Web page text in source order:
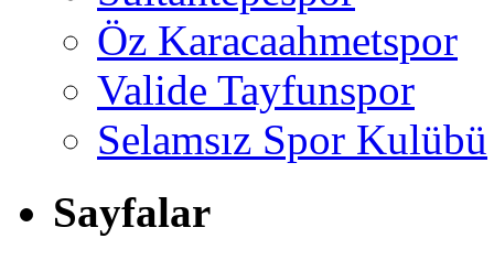
Öz Karacaahmetspor
Valide Tayfunspor
Selamsız Spor Kulübü
Sayfalar